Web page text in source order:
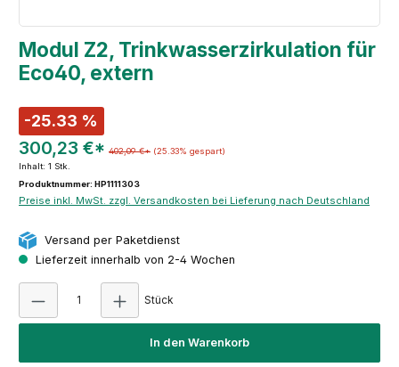
Modul Z2, Trinkwasserzirkulation für
Eco40, extern
-25.33 %
300,23 €* 402,09 €* (25.33% gespart)
Inhalt: 1 Stk.
Produktnummer: HP1111303
Preise inkl. MwSt. zzgl. Versandkosten bei Lieferung nach Deutschland
Versand per Paketdienst
Lieferzeit innerhalb von 2-4 Wochen
Stück
In den Warenkorb